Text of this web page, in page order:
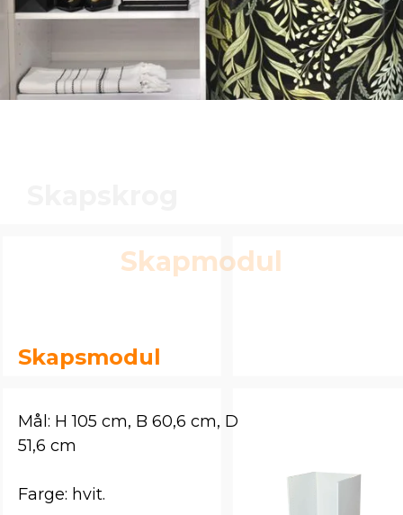
Skapsmodul
Mål: H 105 cm, B 60,6 cm, D
51,6 cm
Farge: hvit.
Skapmodul